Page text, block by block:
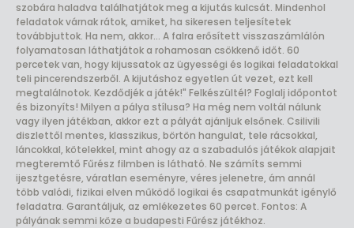
szobára haladva találhatjátok meg a kijutás kulcsát. Mindenhol
feladatok várnak rátok, amiket, ha sikeresen teljesítetek
továbbjuttok. Ha nem, akkor... A falra erősített visszaszámlálón
folyamatosan láthatjátok a rohamosan csökkenő időt. 60
percetek van, hogy kijussatok az ügyességi és logikai feladatokkal
teli pincerendszerből. A kijutáshoz egyetlen út vezet, ezt kell
megtalálnotok. Kezdődjék a játék!" Felkészültél? Foglalj időpontot
és bizonyíts! Milyen a pálya stílusa? Ha még nem voltál nálunk
vagy ilyen játékban, akkor ezt a pályát ajánljuk elsőnek. Csilivili
diszlettől mentes, klasszikus, börtön hangulat, tele rácsokkal,
láncokkal, kötelekkel, mint ahogy az a szabadulós játékok alapjait
megteremtő Fűrész filmben is látható. Ne számíts semmi
ijesztgetésre, váratlan eseményre, véres jelenetre, ám annál
több valódi, fizikai elven működő logikai és csapatmunkát igénylő
feladatra. Garantáljuk, az emlékezetes 60 percet. Fontos: A
pályának semmi köze a budapesti Fűrész játékhoz.